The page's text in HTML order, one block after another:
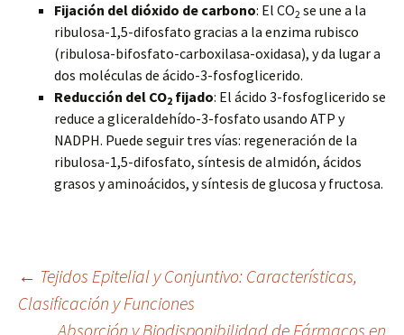
Fijación del dióxido de carbono: El CO2 se une a la
ribulosa-1,5-difosfato gracias a la enzima rubisco
(ribulosa-bifosfato-carboxilasa-oxidasa), y da lugar a
dos moléculas de ácido-3-fosfoglicerido.
Reducción del CO2 fijado: El ácido 3-fosfoglicerido se
reduce a gliceraldehído-3-fosfato usando ATP y
NADPH. Puede seguir tres vías: regeneración de la
ribulosa-1,5-difosfato, síntesis de almidón, ácidos
grasos y aminoácidos, y síntesis de glucosa y fructosa.
Navegación
← Tejidos Epitelial y Conjuntivo: Características,
Clasificación y Funciones
Absorción y Biodisponibilidad de Fármacos en